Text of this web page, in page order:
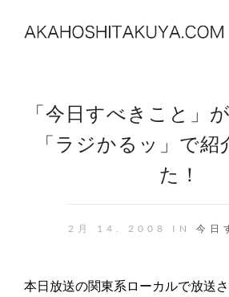
「今日すべきこと」
「ラジかるッ」で紹
た！
2月 14. 2008 IN 今日
本日放送の関東系ローカルで放送